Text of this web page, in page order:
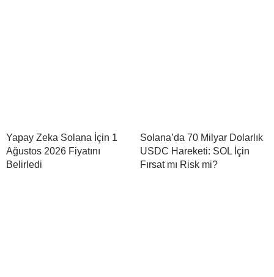
Yapay Zeka Solana İçin 1
Ağustos 2026 Fiyatını
Belirledi
Solana’da 70 Milyar Dolarlık
USDC Hareketi: SOL İçin
Fırsat mı Risk mi?